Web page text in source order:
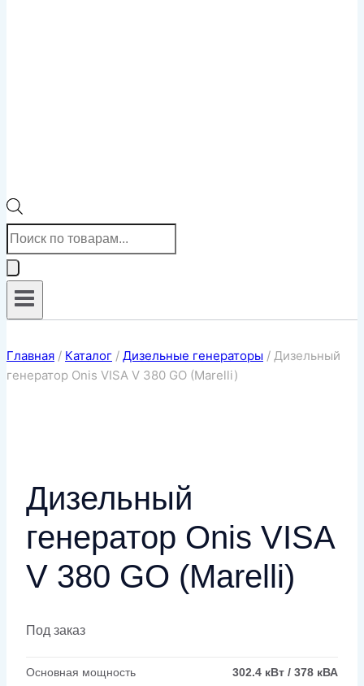
Поиск
товаров
Главная / Каталог / Дизельные генераторы / Дизельный
генератор Onis VISA V 380 GO (Marelli)
Дизельный
генератор Onis VISA
V 380 GO (Marelli)
Под заказ
Основная мощность 302.4 кВт / 378 кВА